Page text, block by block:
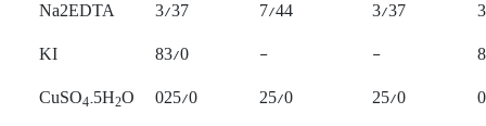
Na2EDTA
3/37 7/44 3/37
KI
83/0 - -
CuSO4.5H2O 025/0 25/0 25/0